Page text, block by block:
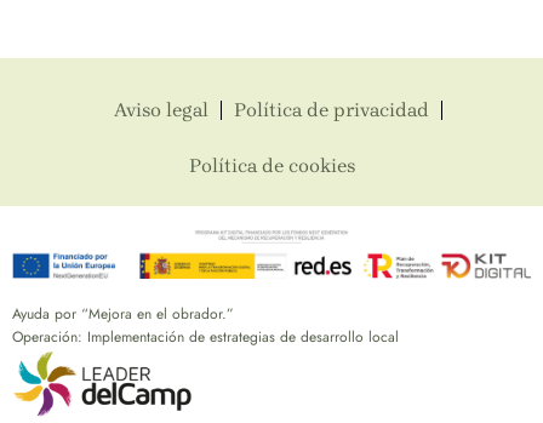
Aviso legal Política de privacidad
Política de cookies
Ayuda por “Mejora en el obrador.”
Operación: Implementación de estrategias de desarrollo local